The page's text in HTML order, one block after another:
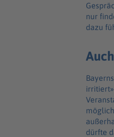
nur
dazu
dürfte